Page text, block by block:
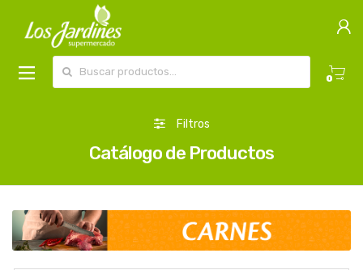
0
Filtros
Catálogo de Productos